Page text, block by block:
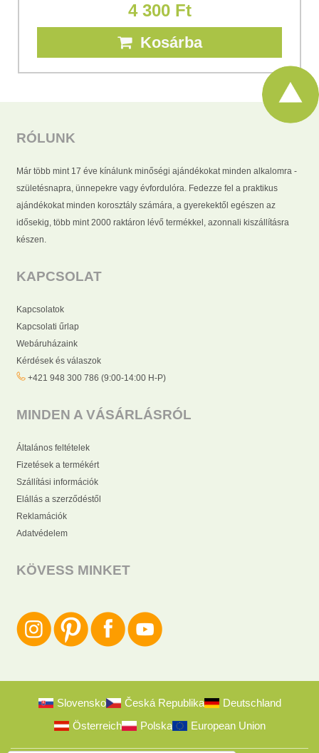
4 300 Ft
Kosárba
RÓLUNK
Már több mint 17 éve kínálunk minőségi ajándékokat minden alkalomra -
születésnapra, ünnepekre vagy évfordulóra. Fedezze fel a praktikus
ajándékokat minden korosztály számára, a gyerekektől egészen az
idősekig, több mint 2000 raktáron lévő termékkel, azonnali kiszállításra
készen.
KAPCSOLAT
Kapcsolatok
Kapcsolati űrlap
Webáruházaink
Kérdések és válaszok
+421 948 300 786 (9:00-14:00 H-P)
MINDEN A VÁSÁRLÁSRÓL
Általános feltételek
Fizetések a termékért
Szállítási információk
Elállás a szerződéstől
Reklamációk
Adatvédelem
KÖVESS MINKET
Slovensko Česká Republika
Deutschland
Österreich
Polska European Union